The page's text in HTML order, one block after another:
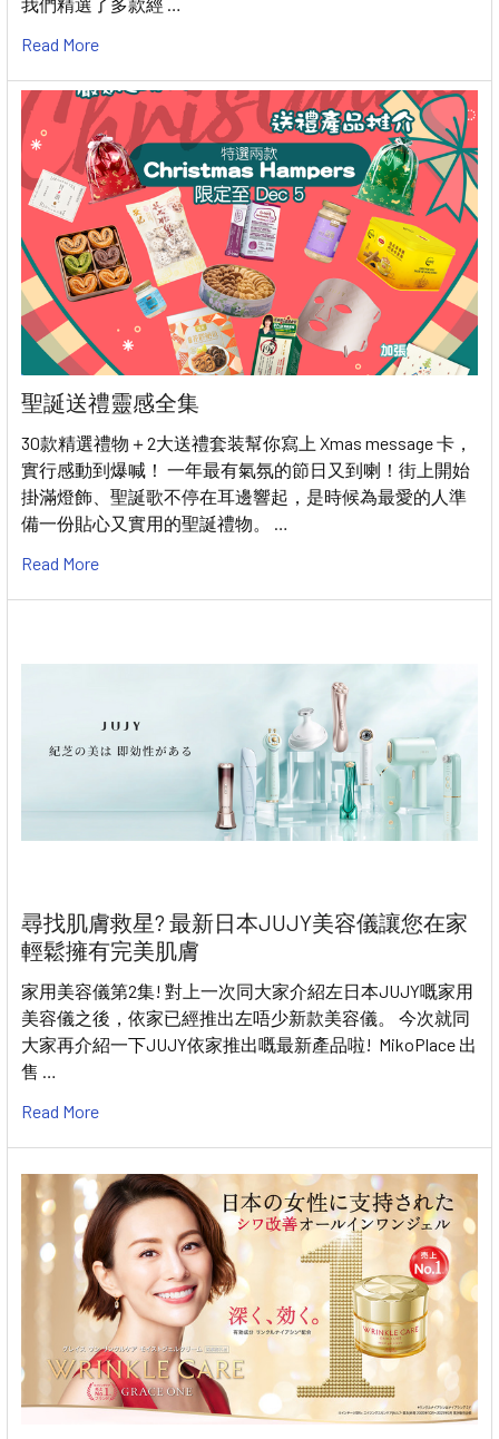
Read More
聖誕送禮靈感全集
30款精選禮物＋2大送禮套装幫你寫上 Xmas message 卡，
實行感動到爆喊！ 一年最有氣氛的節日又到喇！街上開始
掛滿燈飾、聖誕歌不停在耳邊響起，是時候為最愛的人準
備一份貼心又實用的聖誕禮物。 …
Read More
尋找肌膚救星? 最新日本JUJY美容儀讓您在家
輕鬆擁有完美肌膚
家用美容儀第2集! 對上一次同大家介紹左日本JUJY嘅家用
美容儀之後，依家已經推出左唔少新款美容儀。 今次就同
大家再介紹一下JUJY依家推出嘅最新產品啦! MikoPlace 出
售 …
Read More